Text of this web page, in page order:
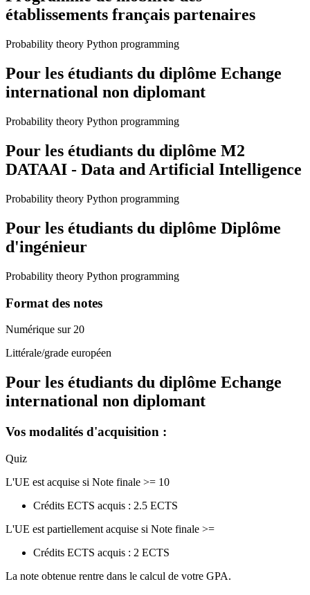
établissements français partenaires
Probability theory Python programming
Pour les étudiants du diplôme Echange
international non diplomant
Probability theory Python programming
Pour les étudiants du diplôme M2
DATAAI - Data and Artificial Intelligence
Probability theory Python programming
Pour les étudiants du diplôme Diplôme
d'ingénieur
Probability theory Python programming
Format des notes
Numérique sur 20
Littérale/grade européen
Pour les étudiants du diplôme Echange
international non diplomant
Vos modalités d'acquisition :
Quiz
L'UE est acquise si Note finale >= 10
Crédits ECTS acquis : 2.5 ECTS
L'UE est partiellement acquise si Note finale >=
Crédits ECTS acquis : 2 ECTS
La note obtenue rentre dans le calcul de votre GPA.